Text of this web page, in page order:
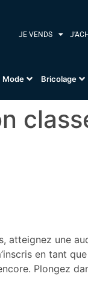
JE VENDS
Mode Bricolage
atteignez une
en tant
Plongez